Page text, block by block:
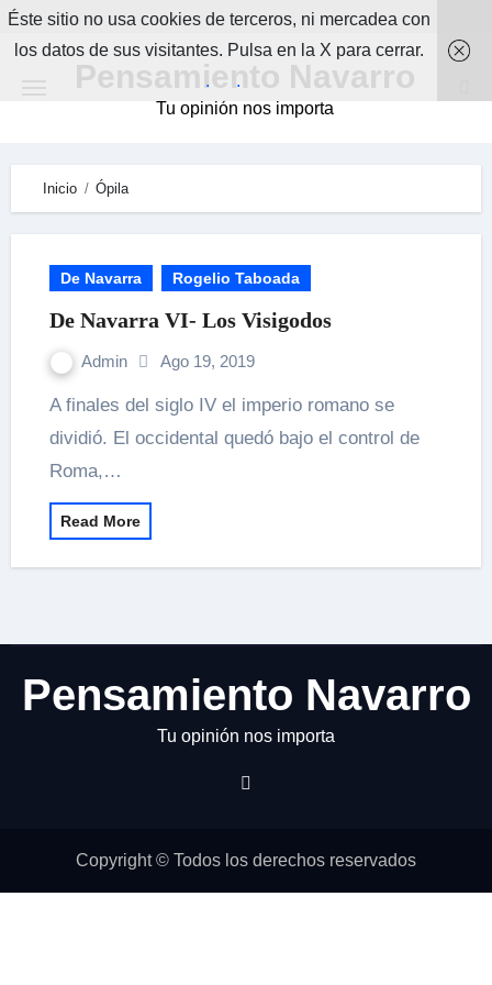
Skip
Pensamiento Navarro
Tu opinión nos importa
Inicio Ópila
De Navarra Rogelio Taboada
De Navarra VI- Los Visigodos
Admin Ago 19, 2019
A finales del siglo IV el imperio romano se
dividió. El occidental quedó bajo el control de
Roma,…
Read More
Pensamiento Navarro
Tu opinión nos importa
Copyright © Todos los derechos reservados
Éste sitio no usa cookies de terceros, ni mercadea con
los datos de sus visitantes. Pulsa en la X para cerrar.
.
.